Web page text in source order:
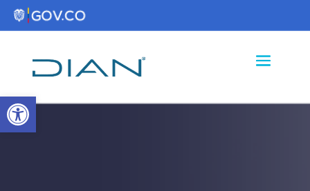
Abrir barra de herramientas